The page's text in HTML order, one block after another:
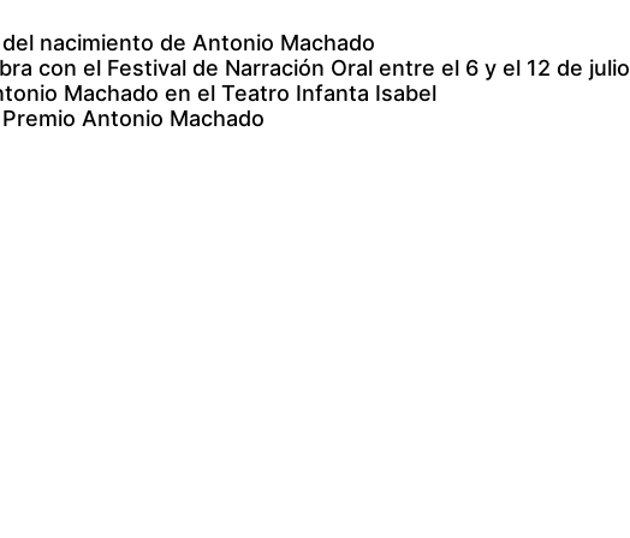
nacimiento de Antonio Machado
con el Festival de Narración Oral entre el 6 y el 12 de julio
Machado en el Teatro Infanta Isabel
Antonio Machado